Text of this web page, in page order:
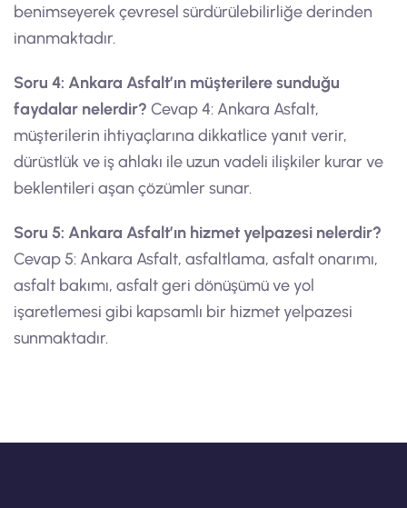
benimseyerek çevresel sürdürülebilirliğe derinden
inanmaktadır.
Soru 4: Ankara Asfalt’ın müşterilere sunduğu
faydalar nelerdir? Cevap 4: Ankara Asfalt,
müşterilerin ihtiyaçlarına dikkatlice yanıt verir,
dürüstlük ve iş ahlakı ile uzun vadeli ilişkiler kurar ve
beklentileri aşan çözümler sunar.
Soru 5: Ankara Asfalt’ın hizmet yelpazesi nelerdir?
Cevap 5: Ankara Asfalt, asfaltlama, asfalt onarımı,
asfalt bakımı, asfalt geri dönüşümü ve yol
işaretlemesi gibi kapsamlı bir hizmet yelpazesi
sunmaktadır.